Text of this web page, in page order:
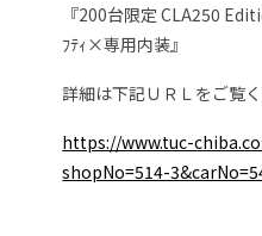
『200台限定 CLA250
ﾌﾃｨ×専用内装』
詳細は下記ＵＲＬをご覧
https://www.tuc-
shopNo=514-